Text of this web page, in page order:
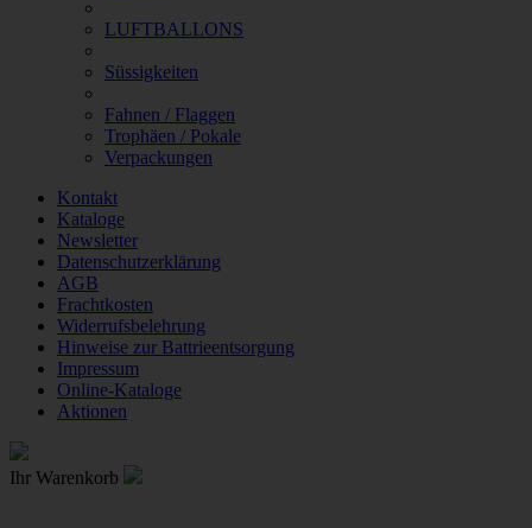
LUFTBALLONS
Süssigkeiten
Fahnen / Flaggen
Trophäen / Pokale
Verpackungen
Kontakt
Kataloge
Newsletter
Datenschutzerklärung
AGB
Frachtkosten
Widerrufsbelehrung
Hinweise zur Battrieentsorgung
Impressum
Online-Kataloge
Aktionen
Ihr Warenkorb